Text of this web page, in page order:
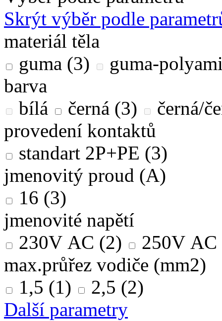
Skrýt výběr podle
materiál těla
guma (3)
guma-
barva
bílá
černá (3)
černá/
provedení kontaktů
standart 2P+PE (3)
jmenovitý proud (A)
16 (3)
jmenovité napětí
230V AC (2) 250V AC
max.průřez vodiče (mm2)
1,5 (1) 2,5 (2)
Další parametry